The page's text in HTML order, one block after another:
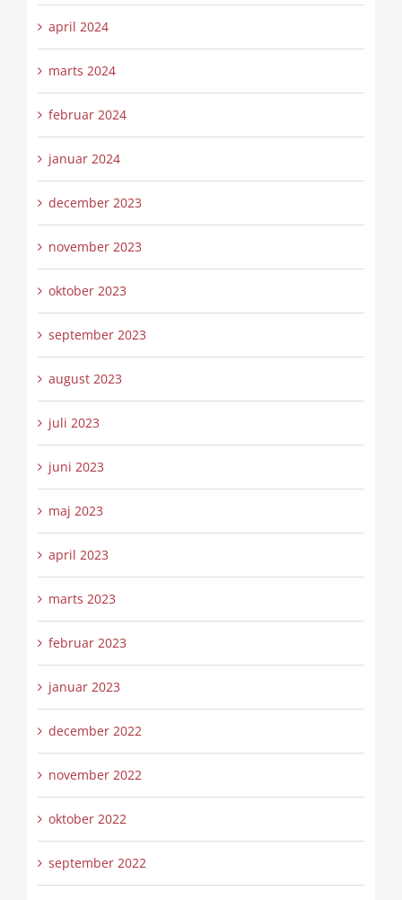
april 2024
marts 2024
februar 2024
januar 2024
december 2023
november 2023
oktober 2023
september 2023
august 2023
juli 2023
juni 2023
maj 2023
april 2023
marts 2023
februar 2023
januar 2023
december 2022
november 2022
oktober 2022
september 2022